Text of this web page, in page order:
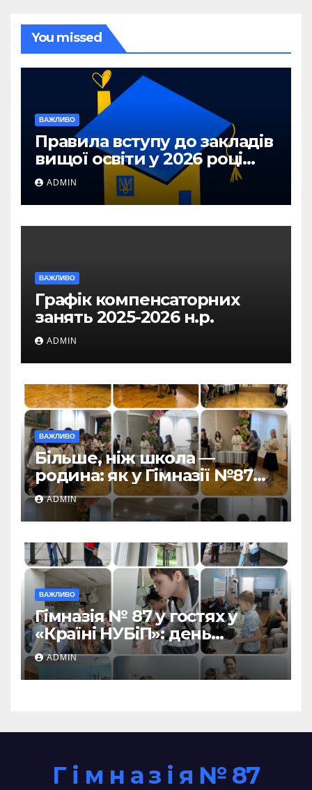
You missed
ВАЖЛИВО
Правила вступу до закладів
вищої освіти у 2026 році
для абітурієнтів з ТОТ та
прифронтових територій
ADMIN
ВАЖЛИВО
Графік компенсаторних
занять 2025-2026 н.р.
ADMIN
ВАЖЛИВО
Більше, ніж школа —
родина: як у Гімназії №87
пролунав останній дзвоник
ADMIN
ВАЖЛИВО
Гімназія № 87 у гостях у
«Країні НУБіП»: день
незабутніх відкриттів!
ADMIN
Г і м н а з і я № 87